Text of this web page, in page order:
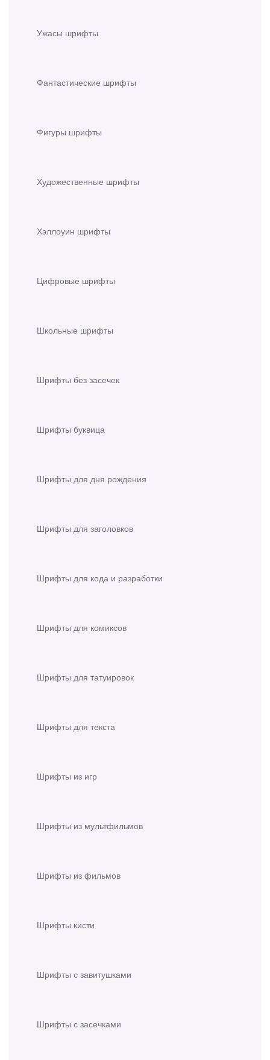
Ужасы шрифты
Фантастические шрифты
Фигуры шрифты
Художественные шрифты
Хэллоуин шрифты
Цифровые шрифты
Школьные шрифты
Шрифты без засечек
Шрифты буквица
Шрифты для дня рождения
Шрифты для заголовков
Шрифты для кода и разработки
Шрифты для комиксов
Шрифты для татуировок
Шрифты для текста
Шрифты из игр
Шрифты из мультфильмов
Шрифты из фильмов
Шрифты кисти
Шрифты с завитушками
Шрифты с засечками